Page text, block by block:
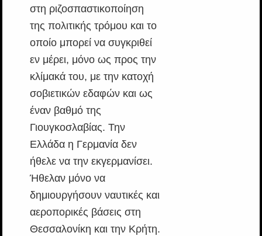
στη ριζοσπαστικοποίηση
της πολιτικής τρόμου και το
οποίο μπορεί να συγκριθεί
εν μέρει, μόνο ως προς την
κλίμακά του, με την κατοχή
σοβιετικών εδαφών και ως
έναν βαθμό της
Γιουγκοσλαβίας. Την
Ελλάδα η Γερμανία δεν
ήθελε να την εκγερμανίσει.
Ήθελαν μόνο να
δημιουργήσουν ναυτικές και
αεροπορικές βάσεις στη
Θεσσαλονίκη και την Κρήτη.